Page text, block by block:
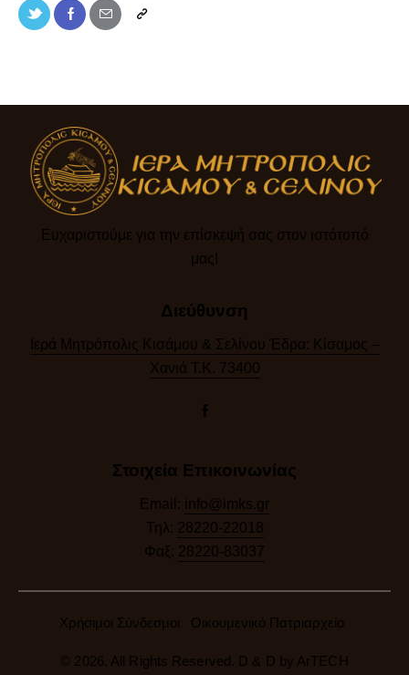
Ευχαριστούμε για την επίσκεψή σας στον ιστότοπό
μας!​
Διεύθυνση
Ιερά Μητρόπολις Κισάμου & Σελίνου Έδρα: Κίσαμος –
Χανιά Τ.Κ. 73400
Στοιχεία Επικοινωνίας
Email: info@imks.gr
Τηλ: 28220-22018
Φαξ: 28220-83037
Χρήσιμοι Σύνδεσμοι Οικουμενικό Πατριαρχείο
© 2026. All Rights Reserved. D & D by ArTECH